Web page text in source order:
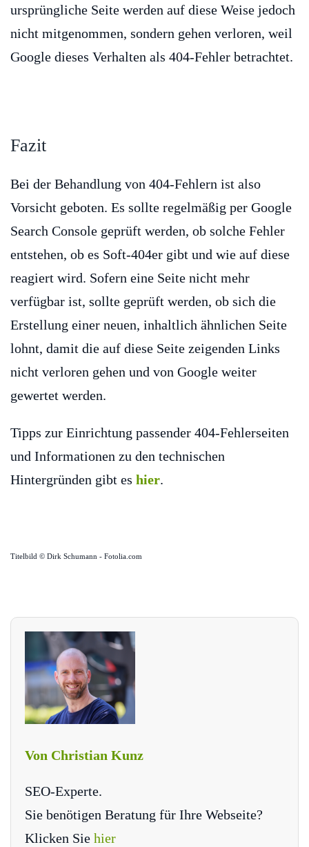
ursprüngliche Seite werden auf diese Weise jedoch
nicht mitgenommen, sondern gehen verloren, weil
Google dieses Verhalten als 404-Fehler betrachtet.
Fazit
Bei der Behandlung von 404-Fehlern ist also
Vorsicht geboten. Es sollte regelmäßig per Google
Search Console geprüft werden, ob solche Fehler
entstehen, ob es Soft-404er gibt und wie auf diese
reagiert wird. Sofern eine Seite nicht mehr
verfügbar ist, sollte geprüft werden, ob sich die
Erstellung einer neuen, inhaltlich ähnlichen Seite
lohnt, damit die auf diese Seite zeigenden Links
nicht verloren gehen und von Google weiter
gewertet werden.
Tipps zur Einrichtung passender 404-Fehlerseiten
und Informationen zu den technischen
Hintergründen gibt es hier.
Titelbild © Dirk Schumann - Fotolia.com
Von Christian Kunz
SEO-Experte.
Sie benötigen Beratung für Ihre Webseite?
Klicken Sie hier